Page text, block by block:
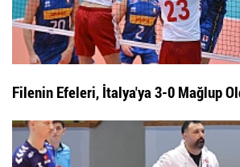
Filenin Efeleri, İtalya'ya 3-0 Mağlup